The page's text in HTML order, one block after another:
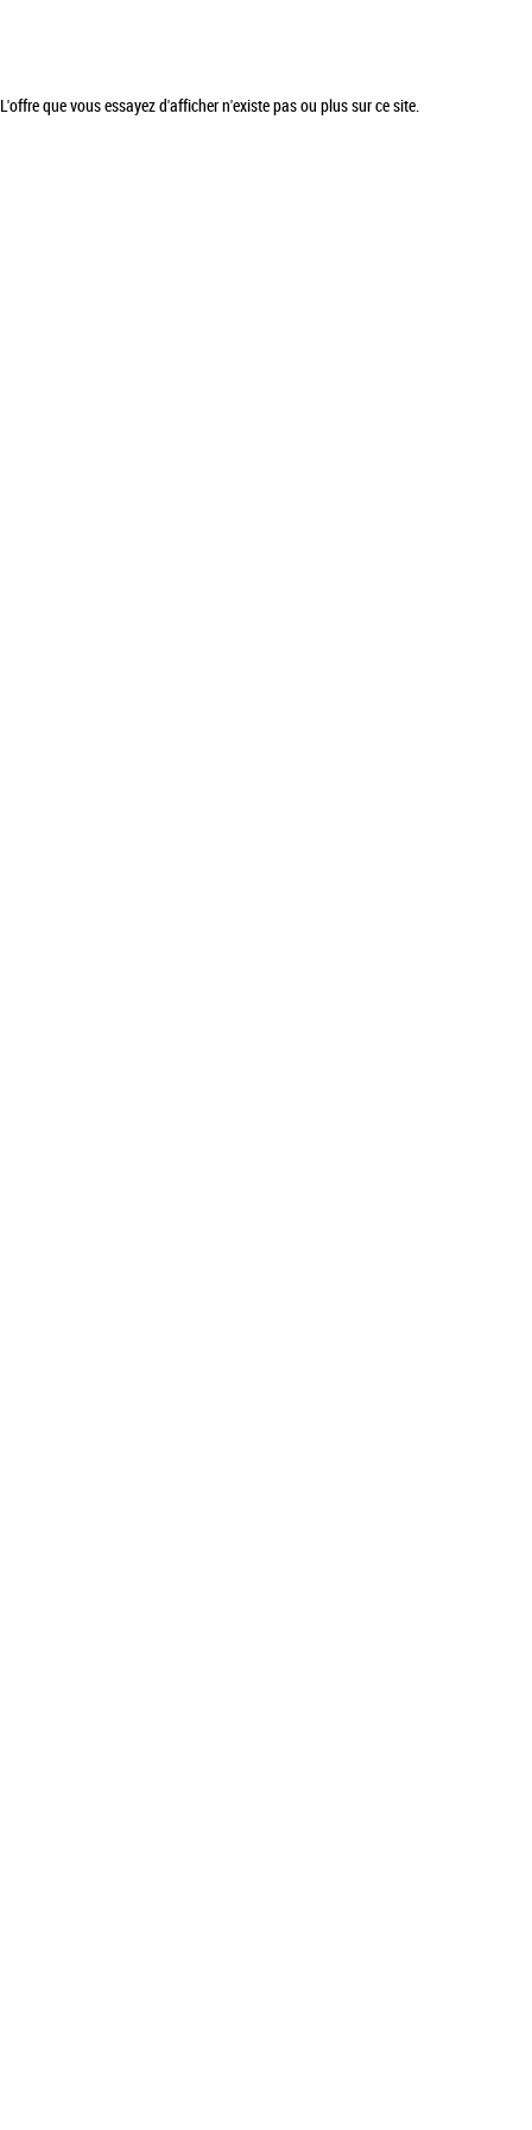
L'offre que vous essayez d'afficher n'existe pas ou plus sur ce site.